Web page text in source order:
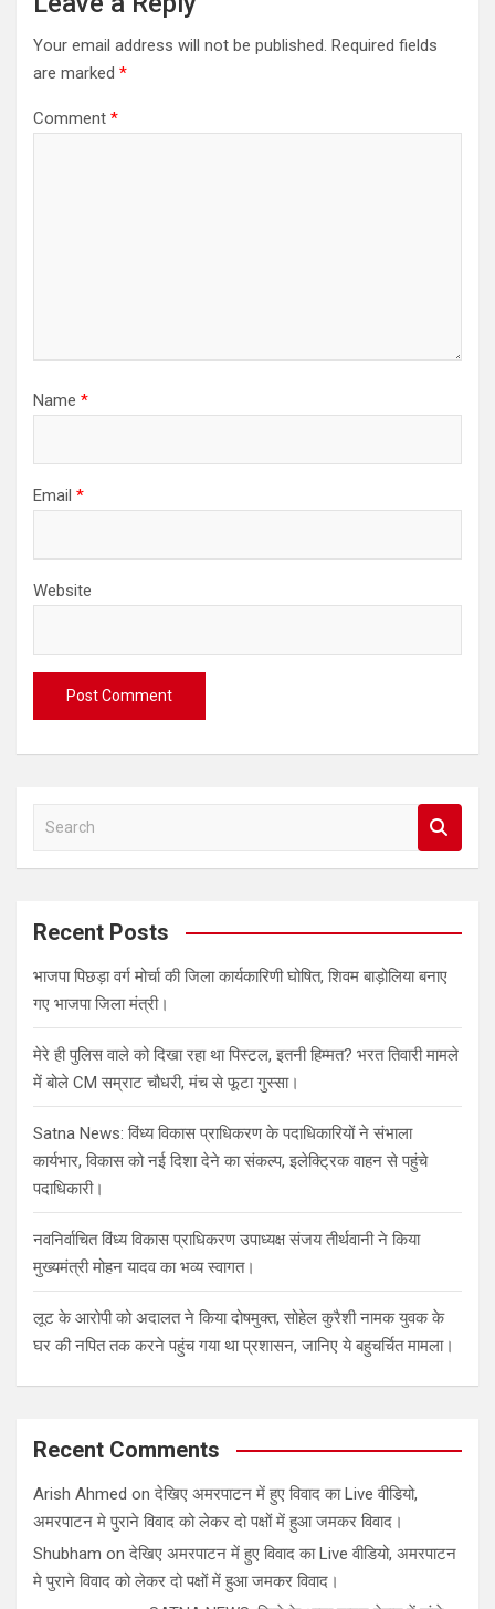
Your email address will not be published. Required fields
are marked *
Comment *
Name *
Email *
Website
a
c
Recent Posts
भाजपा पिछड़ा वर्ग मोर्चा की जिला कार्यकारिणी घोषित, शिवम बाड़ोलिया बनाए
गए भाजपा जिला मंत्री।
मेरे ही पुलिस वाले को दिखा रहा था पिस्टल, इतनी हिम्मत? भरत तिवारी मामले
में बोले CM सम्राट चौधरी, मंच से फूटा गुस्सा।
Satna News: विंध्य विकास प्राधिकरण के पदाधिकारियों ने संभाला
कार्यभार, विकास को नई दिशा देने का संकल्प, इलेक्ट्रिक वाहन से पहुंचे
पदाधिकारी।
नवनिर्वाचित विंध्य विकास प्राधिकरण उपाध्यक्ष संजय तीर्थवानी ने किया
मुख्यमंत्री मोहन यादव का भव्य स्वागत।
लूट के आरोपी को अदालत ने किया दोषमुक्त, सोहेल कुरैशी नामक युवक के
घर की नपित तक करने पहुंच गया था प्रशासन, जानिए ये बहुचर्चित मामला।
Recent Comments
Arish Ahmed onदेखिए अमरपाटन में हुए विवाद का Live वीडियो,
अमरपाटन मे पुराने विवाद को लेकर दो पक्षों में हुआ जमकर विवाद।
Shubham onदेखिए अमरपाटन में हुए विवाद का Live वीडियो, अमरपाटन
मे पुराने विवाद को लेकर दो पक्षों में हुआ जमकर विवाद।